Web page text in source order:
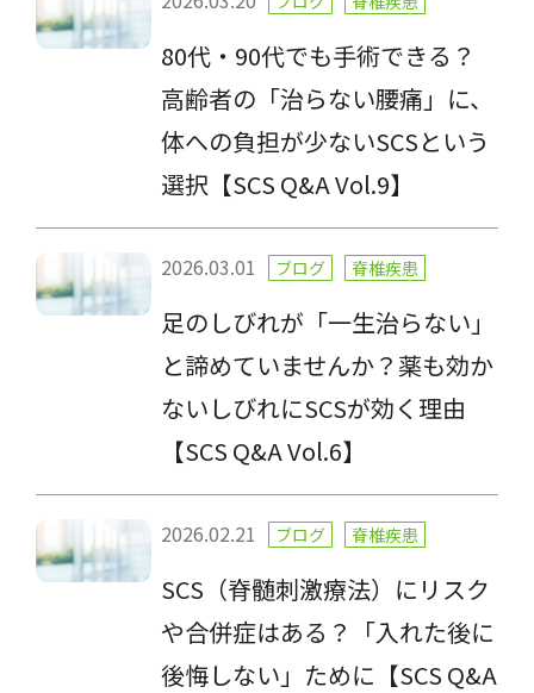
80代・90代でも手術できる？
高齢者の「治らない腰痛」に、
体への負担が少ないSCSという
選択【SCS Q&A Vol.9】
2026.03.01 ブログ 脊椎疾患
足のしびれが「一生治らない」
と諦めていませんか？薬も効か
ないしびれにSCSが効く理由
【SCS Q&A Vol.6】
2026.02.21 ブログ 脊椎疾患
SCS（脊髄刺激療法）にリスク
や合併症はある？「入れた後に
後悔しない」ために【SCS Q&A